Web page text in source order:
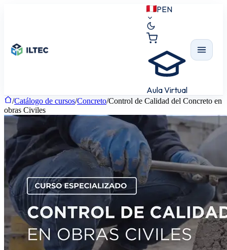
PEN
Aula Virtual
/Catálogo de cursos/Concreto/Control de Calidad del Concreto en
obras Civiles